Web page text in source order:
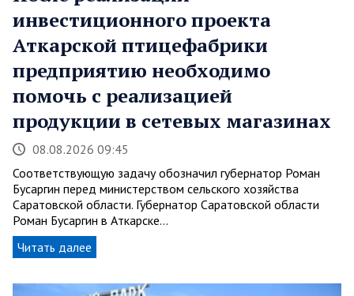
инвестиционного проекта
Аткарской птицефабрики
предприятию необходимо
помочь с реализацией
продукции в сетевых магазинах
08.08.2026 09:45
Соответствующую задачу обозначил губернатор Роман
Бусаргин перед министерством сельского хозяйства
Саратовской области. Губернатор Саратовской области
Роман Бусаргин в Аткарске…
Читать далее